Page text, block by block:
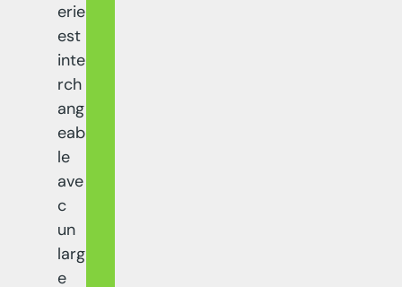
erie
est
inte
rch
ang
eab
le
ave
c
un
larg
e